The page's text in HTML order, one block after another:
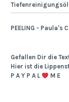
Tiefenreinigungsöl
PEELING - Paula's
Gefallen Dir die
Hier ist die
P A Y P A L
M E